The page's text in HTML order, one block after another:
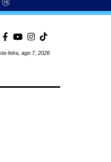
feira, ago 7, 2026